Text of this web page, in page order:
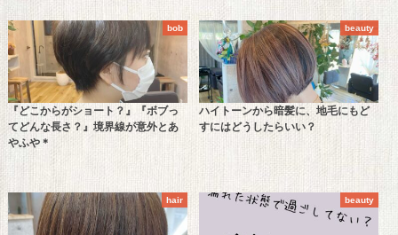
bob
『どこからがショート？』『ボブっ
てどんな長さ？』境界線が意外とあ
やふや＊
beauty
ハイトーンから暗髪に、地毛にもど
すにはどうしたらいい？
hair beauty